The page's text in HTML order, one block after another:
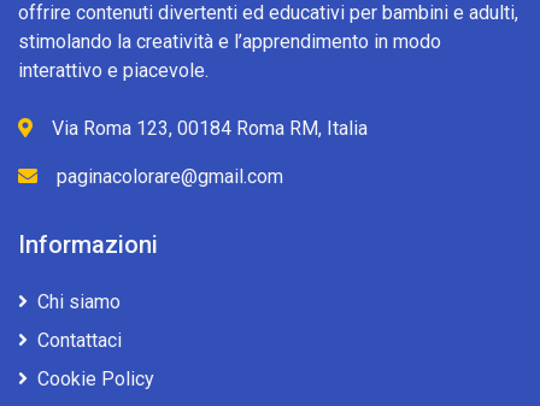
offrire contenuti divertenti ed educativi per bambini e adulti,
stimolando la creatività e l’apprendimento in modo
interattivo e piacevole.
Via Roma 123, 00184 Roma RM, Italia
paginacolorare@gmail.com
Informazioni
Chi siamo
Contattaci
Cookie Policy